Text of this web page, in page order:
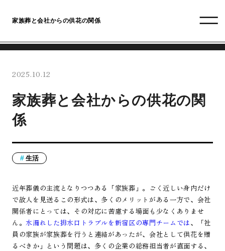
家族葬と会社からの供花の関係
2025.10.12
家族葬と会社からの供花の関
係
生活
近年葬儀の主流となりつつある「家族葬」。ごく近しい身内だけ
で故人を見送るこの形式は、多くのメリットがある一方で、会社
関係者にとっては、その対応に苦慮する場面も少なくありませ
ん。 水漏れした排水口トラブルを新宿区の専門チームでは、「社
員の家族が家族葬を行うと連絡があったが、会社として供花を贈
るべきか」という問題は、多くの企業の総務担当者が直面する、